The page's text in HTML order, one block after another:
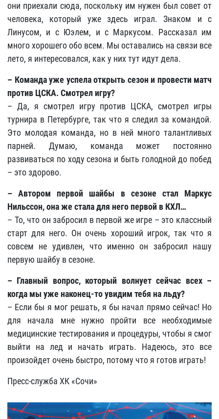
они приехали сюда, поскольку им нужен был совет от
человека, который уже здесь играл. Знаком и с
Линусом, и с Юэлем, и с Маркусом. Рассказал им
много хорошего обо всем. Мы оставались на связи все
лето, я интересовался, как у них тут идут дела.
– Команда уже успела открыть сезон и провести матч
против ЦСКА. Смотрел игру?
– Да, я смотрел игру против ЦСКА, смотрел игры
турнира в Петербурге, так что я следил за командой.
Это молодая команда, но в ней много талантливых
парней. Думаю, команда может постоянно
развиваться по ходу сезона и быть голодной до побед
– это здорово.
– Автором первой шайбы в сезоне стал Маркус
Нильссон, она же стала для него первой в КХЛ…
– То, что он забросил в первой же игре – это классный
старт для него. Он очень хороший игрок, так что я
совсем не удивлен, что именно он забросил нашу
первую шайбу в сезоне.
– Главный вопрос, который волнует сейчас всех –
когда мы уже наконец-то увидим тебя на льду?
– Если бы я мог решать, я бы начал прямо сейчас! Но
для начала мне нужно пройти все необходимые
медицинские тестирования и процедуры, чтобы я смог
выйти на лед и начать играть. Надеюсь, это все
произойдет очень быстро, потому что я готов играть!
Пресс-служба ХК «Сочи»